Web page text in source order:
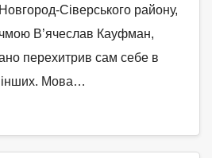
Сіверського району,
В’ячеслав Кауфман,
перехитрив сам себе в
інших. Мова…